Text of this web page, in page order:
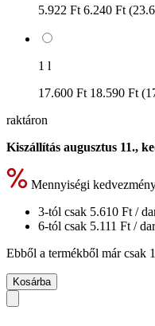
5.922 Ft 6.240 Ft
1 l
17.600 Ft 18.590 Ft
raktáron
Kiszállítás augusztus 11.,
Mennyiségi
3-tól csak 5.610 Ft /
6-tól csak 5.111 Ft /
Ebből a termékből már csak
Kosárba